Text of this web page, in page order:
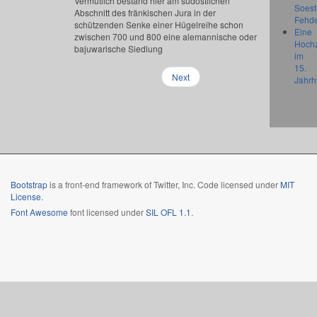
Abschnitt des fränkischen Jura in der
schützenden Senke einer Hügelreihe schon
zwischen 700 und 800 eine alemannische oder
bajuwarische Siedlung
Next
Eine
im
15.
Bootstrapis a front-end framework of Twitter, Inc. Code licensed under MIT
License.
Font Awesome font licensed underSIL OFL 1.1.